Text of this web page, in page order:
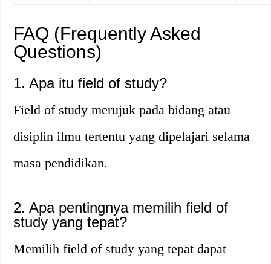
FAQ (Frequently Asked
Questions)
1. Apa itu field of study?
Field of study merujuk pada bidang atau
disiplin ilmu tertentu yang dipelajari selama
masa pendidikan.
2. Apa pentingnya memilih field of
study yang tepat?
Memilih field of study yang tepat dapat